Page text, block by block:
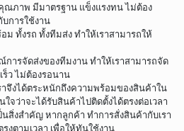
ภาพ มีมาตรฐาน แข็งแรงทน ไม่ต้อง
การใช้งาน
ม ทั้งรถ ทั้งทีมส่ง ทำให้เราสามารถให้
การจัดส่งของทีมงาน ทำให้เราสามารถจัด
ร็ว ไม่ต้องรอนาน
าจึงได้ตระหนักถึงความพร้อมของสินค้าใน
จว่าจะได้รับสินค้าไปติดตั้งได้ตรงต่อเวลา
นสิ่งสำคัญ หากลูกค้า ทำการสั่งสินค้ากับเรา